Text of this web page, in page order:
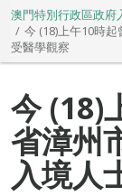
澳門特別行政區政府
今 (18)上午10時
受醫學觀察
今 (18)
省漳州
入境人